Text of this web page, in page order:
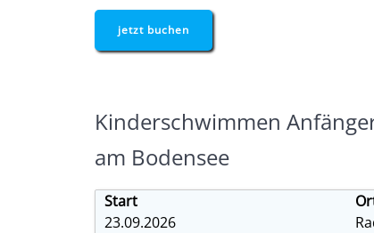
jetzt buchen
Kinderschwimmen
am Bodensee
Start
23.09.2026